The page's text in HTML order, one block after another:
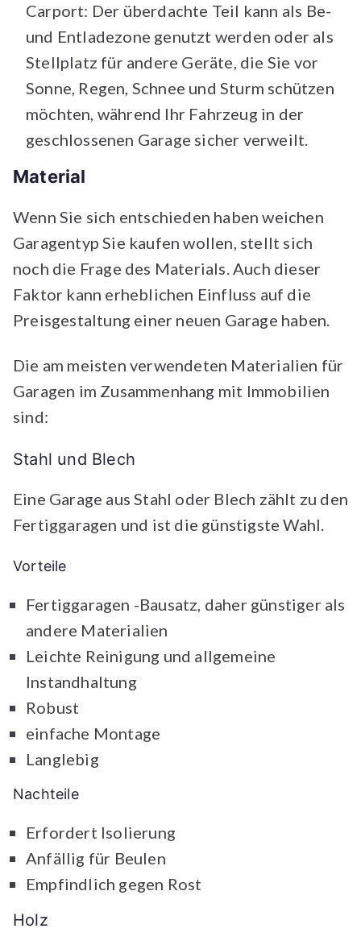
Carport: Der überdachte Teil kann als Be-
und Entladezone genutzt werden oder als
Stellplatz für andere Geräte, die Sie vor
Sonne, Regen, Schnee und Sturm schützen
möchten, während Ihr Fahrzeug in der
geschlossenen Garage sicher verweilt.
Material
Wenn Sie sich entschieden haben weichen
Garagentyp Sie kaufen wollen, stellt sich
noch die Frage des Materials. Auch dieser
Faktor kann erheblichen Einfluss auf die
Preisgestaltung einer neuen Garage haben.
Die am meisten verwendeten Materialien für
Garagen im Zusammenhang mit Immobilien
sind:
Stahl und Blech
Eine Garage aus Stahl oder Blech zählt zu den
Fertiggaragen und ist die günstigste Wahl.
Vorteile
Fertiggaragen -Bausatz, daher günstiger als
andere Materialien
Leichte Reinigung und allgemeine
Instandhaltung
Robust
einfache Montage
Langlebig
Nachteile
Erfordert Isolierung
Anfällig für Beulen
Empfindlich gegen Rost
Holz